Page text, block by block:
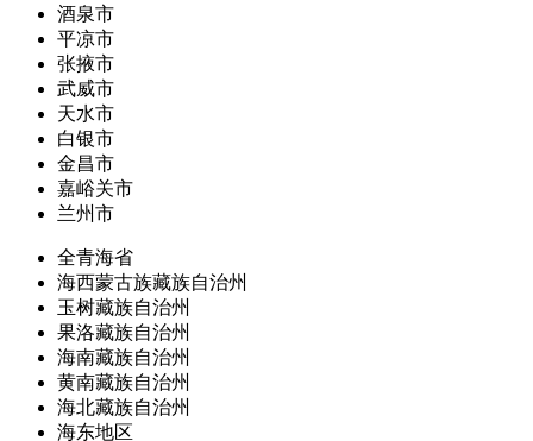
酒泉市
平凉市
张掖市
武威市
天水市
白银市
金昌市
嘉峪关市
兰州市
全青海省
海西蒙古族藏族自治州
玉树藏族自治州
果洛藏族自治州
海南藏族自治州
黄南藏族自治州
海北藏族自治州
海东地区